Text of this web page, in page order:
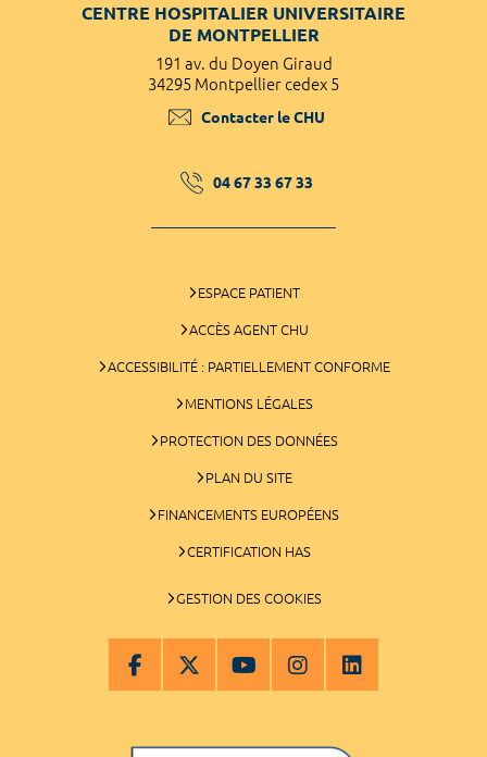
CENTRE HOSPITALIER UNIVERSITAIRE
DE MONTPELLIER
191 av. du Doyen Giraud
34295 Montpellier cedex 5
Contacter le CHU
04 67 33 67 33
ESPACE PATIENT
ACCÈS AGENT CHU
ACCESSIBILITÉ : PARTIELLEMENT CONFORME
MENTIONS LÉGALES
PROTECTION DES DONNÉES
PLAN DU SITE
FINANCEMENTS EUROPÉENS
CERTIFICATION HAS
GESTION DES COOKIES